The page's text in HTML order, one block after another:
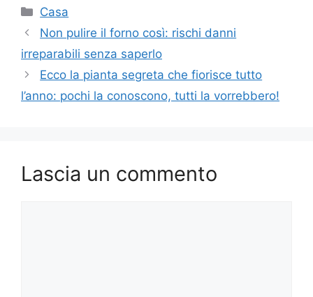
Categorie
Casa
Non pulire il forno così: rischi danni
irreparabili senza saperlo
Ecco la pianta segreta che fiorisce tutto
l’anno: pochi la conoscono, tutti la vorrebbero!
Lascia un commento